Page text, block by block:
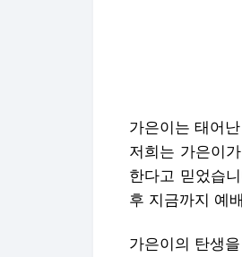
통해 우리를 향
록 기도의 지경
구원하신 하나
깨닫게 되었습
얼마 전 저희 부